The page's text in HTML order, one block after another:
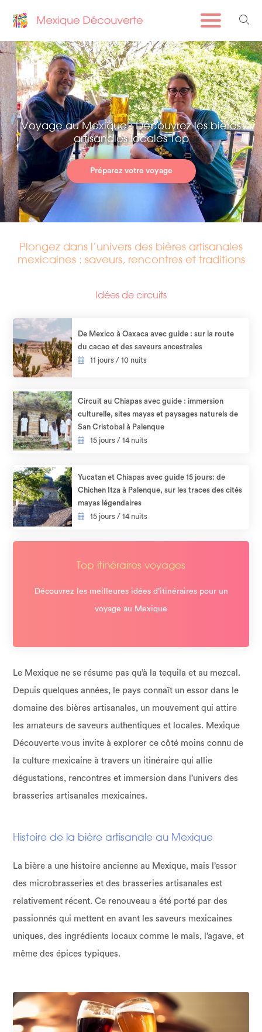
Voyage au Mexique : Découvrez les bières
artisanales locales Top
Préparez votre voyage
Plongez dans l’univers des bières artisanales
mexicaines : saveurs, rencontres et traditions
Le Mexique ne se résume pas qu’à la tequila et au mezcal.
Depuis quelques années, le pays connaît un essor dans le
domaine des bières artisanales, un mouvement qui attire
les amateurs de saveurs authentiques et locales. Mexique
Découverte vous invite à explorer ce côté moins connu de
la culture mexicaine à travers un itinéraire qui allie
dégustations, rencontres et immersion dans l’univers des
brasseries artisanales mexicaines.
Histoire de la bière artisanale au Mexique
La bière a une histoire ancienne au Mexique, mais l’essor
des microbrasseries et des brasseries artisanales est
relativement récent. Ce renouveau a été porté par des
passionnés qui mettent en avant les saveurs mexicaines
uniques, des ingrédients locaux comme le maïs, l’agave, et
même des épices typiques.
Idées de circuits
De Mexico à Oaxaca avec guide : sur la route
du cacao et des saveurs ancestrales
11 jours / 10 nuits
Circuit au Chiapas avec guide : immersion
culturelle, sites mayas et paysages naturels de
San Cristobal à Palenque
15 jours / 14 nuits
Yucatan et Chiapas avec guide 15 jours: de
Chichen Itza à Palenque, sur les traces des cités
mayas légendaires
15 jours / 14 nuits
Top itinéraires voyages
Découvrez les meilleures idées d’itinéraires pour un
voyage au Mexique